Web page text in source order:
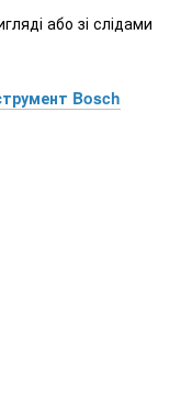
або зі слідами
Bosch